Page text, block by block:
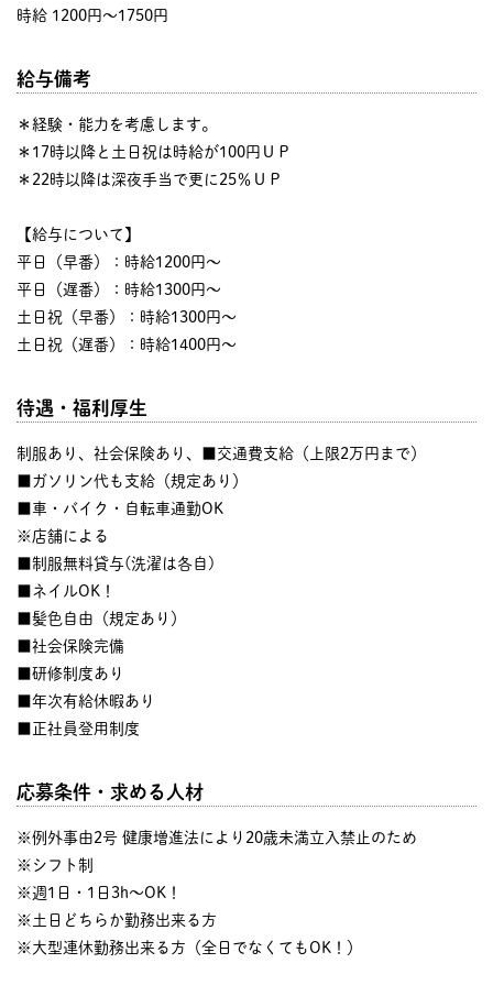
時給 1200円〜1750円
給与備考
＊経験・能力を考慮します。
＊17時以降と土日祝は時給が100円ＵＰ
＊22時以降は深夜手当で更に25％ＵＰ
【給与について】
平日（早番）：時給1200円～
平日（遅番）：時給1300円～
土日祝（早番）：時給1300円～
土日祝（遅番）：時給1400円～
待遇・福利厚生
制服あり、社会保険あり、■交通費支給（上限2万円まで）
■ガソリン代も支給（規定あり）
■車・バイク・自転車通勤OK
※店舗による
■制服無料貸与(洗濯は各自)
■ネイルOK！
■髪色自由（規定あり）
■社会保険完備
■研修制度あり
■年次有給休暇あり
■正社員登用制度
応募条件・求める人材
※例外事由2号 健康増進法により20歳未満立入禁止のため
※シフト制
※週1日・1日3h～OK！
※土日どちらか勤務出来る方
※大型連休勤務出来る方（全日でなくてもOK！）